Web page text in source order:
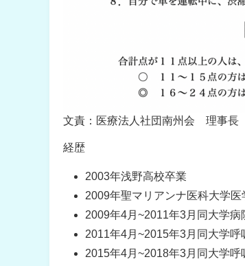
文責：医療法人社団南州会 理事
経歴
2003年浅野高校卒業
2009年聖マリアンナ医科大学医
2009年4月~2011年3月同大学病
2011年4月~2015年3月同大学
2015年4月~2018年3月同大学呼